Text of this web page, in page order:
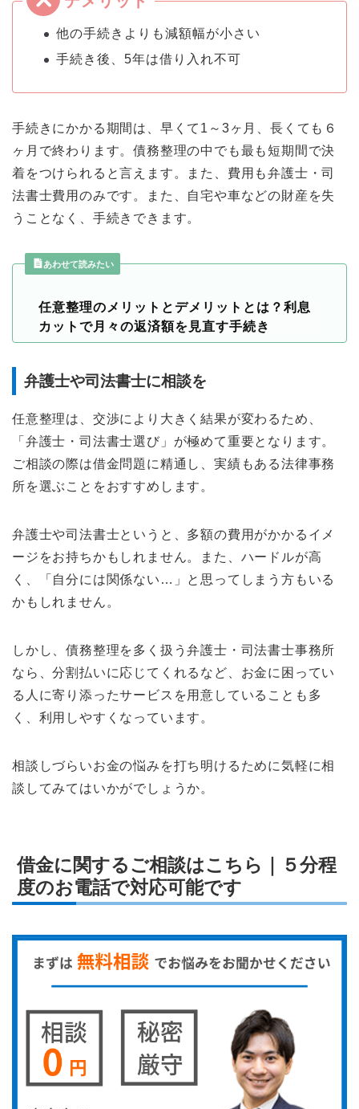
他の手続きよりも減額幅が小さい
手続き後、5年は借り入れ不可
手続きにかかる期間は、早くて1～3ヶ月、長くても６
ヶ月で終わります。債務整理の中でも最も短期間で決
着をつけられると言えます。また、費用も弁護士・司
法書士費用のみです。また、自宅や車などの財産を失
うことなく、手続きできます。
あわせて読みたい
任意整理のメリットとデメリットとは？利息
カットで月々の返済額を見直す手続き
弁護士や司法書士に相談を
任意整理は、交渉により大きく結果が変わるため、
「弁護士・司法書士選び」が極めて重要となります。
ご相談の際は借金問題に精通し、実績もある法律事務
所を選ぶことをおすすめします。
弁護士や司法書士というと、多額の費用がかかるイメ
ージをお持ちかもしれません。また、ハードルが高
く、「自分には関係ない…」と思ってしまう方もいる
かもしれません。
しかし、債務整理を多く扱う弁護士・司法書士事務所
なら、分割払いに応じてくれるなど、お金に困ってい
る人に寄り添ったサービスを用意していることも多
く、利用しやすくなっています。
相談しづらいお金の悩みを打ち明けるために気軽に相
談してみてはいかがでしょうか。
借金に関するご相談はこちら｜５分程
度のお電話で対応可能です